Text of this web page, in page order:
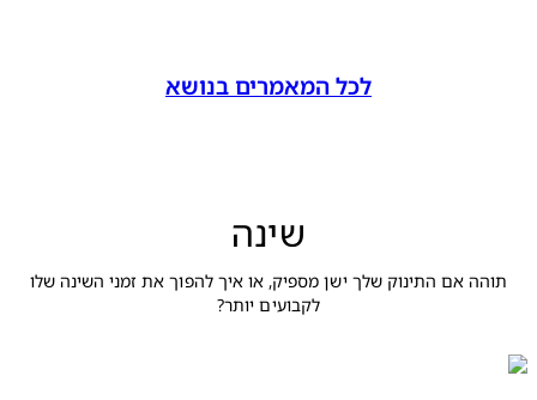
לכל המאמרים בנושא
שינה
תוהה אם התינוק שלך ישן מספיק, או איך להפוך את זמני השינה שלו
לקבועים יותר?